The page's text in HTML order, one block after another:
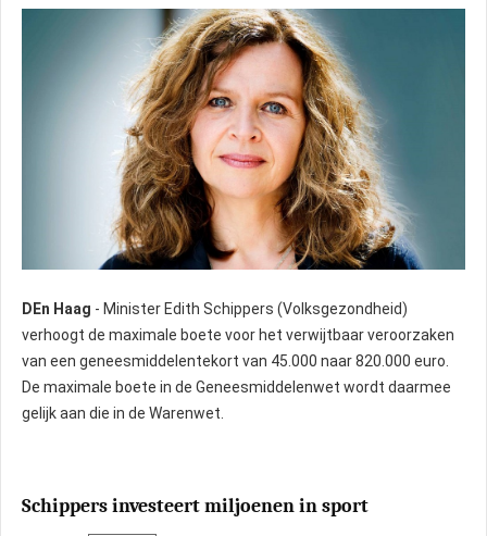
DEn Haag - Minister Edith Schippers (Volksgezondheid)
verhoogt de maximale boete voor het verwijtbaar veroorzaken
van een geneesmiddelentekort van 45.000 naar 820.000 euro.
De maximale boete in de Geneesmiddelenwet wordt daarmee
gelijk aan die in de Warenwet.
Schippers investeert miljoenen in sport